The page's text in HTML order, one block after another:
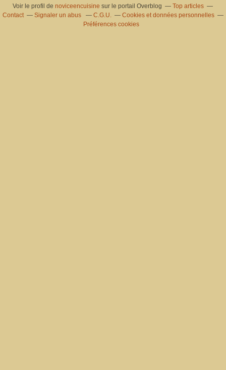
Voir le profil denoviceencuisine sur le portail Overblog
Top articles
Contact
Signaler un abus C.G.U.
Cookies et données personnelles
Préférences cookies